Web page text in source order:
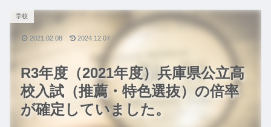
R3年度（2021年度）兵庫県公立高
校入試（推薦・特色選抜）の倍率
が確定していました。
学校
2021.02.08 2024.12.07